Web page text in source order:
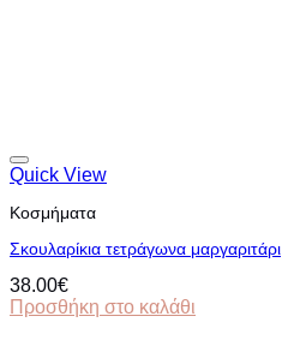
Quick View
Κοσμήματα
Σκουλαρίκια τετράγωνα μαργαριτάρι
38.00€
Προσθήκη στο καλάθι